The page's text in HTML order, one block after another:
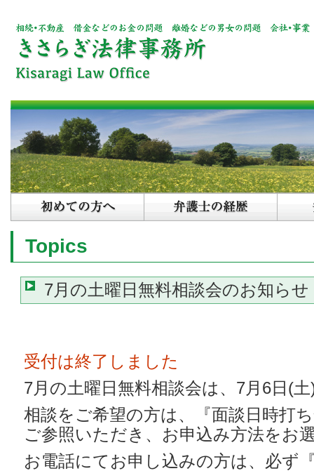
Topics
7月の土曜日無料相談会のお知らせ
受付は終了しました
7月の土曜日無料相談会は、7月6日(
相談をご希望の方は、『面談日時打
ご参照いただき、お申込み方法をお
お電話にてお申し込みの方は、必ず